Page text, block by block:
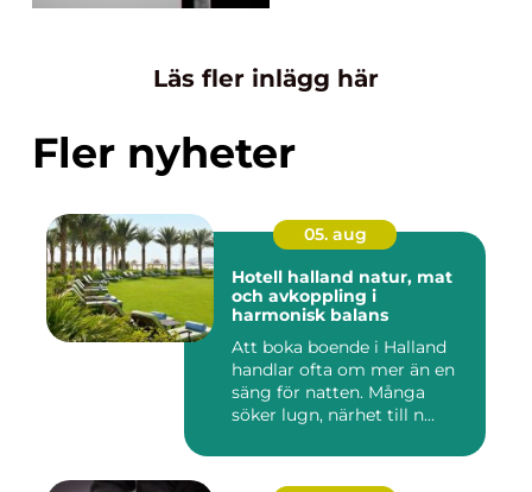
Läs fler inlägg här
Fler nyheter
05. aug
Hotell halland natur, mat
och avkoppling i
harmonisk balans
Att boka boende i Halland
handlar ofta om mer än en
säng för natten. Många
söker lugn, närhet till n...